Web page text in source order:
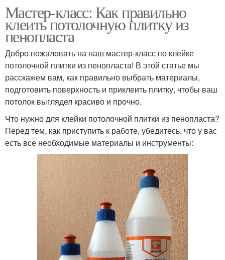
Мастер-класс: Как правильно
клеить потолочную плитку из
пенопласта
Добро пожаловать на наш мастер-класс по клейке
потолочной плитки из пенопласта! В этой статье мы
расскажем вам, как правильно выбрать материалы,
подготовить поверхность и приклеить плитку, чтобы ваш
потолок выглядел красиво и прочно.
Что нужно для клейки потолочной плитки из пенопласта?
Перед тем, как приступить к работе, убедитесь, что у вас
есть все необходимые материалы и инструменты: